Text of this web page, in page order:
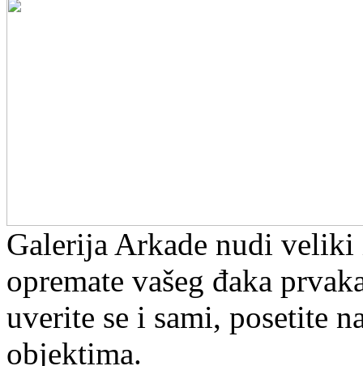
Galerija Arkade nudi
opremate vašeg đaka
uverite se i sami, posetite
objektima.